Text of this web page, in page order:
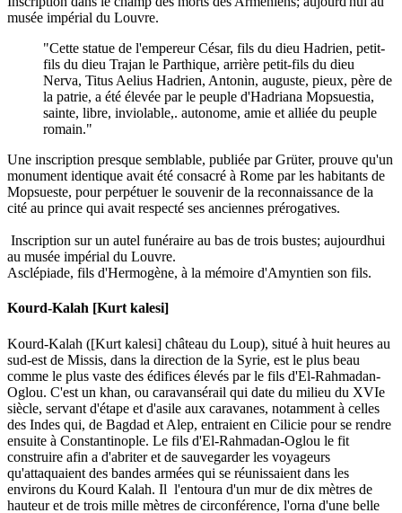
musée impérial du Louvre.
"Cette statue de l'empereur César, fils du dieu Hadrien, petit-
fils du dieu Trajan le Parthique, arrière petit-fils du dieu
Nerva, Titus Aelius Hadrien, Antonin, auguste, pieux, père de
la patrie, a été élevée par le peuple d'Hadriana Mopsuestia,
sainte, libre, inviolable,. autonome, amie et alliée du peuple
romain."
Une inscription presque semblable, publiée par Grüter, prouve qu'un
monument identique avait été consacré à Rome par les habitants de
Mopsueste, pour perpétuer le souvenir de la reconnaissance de la
cité au prince qui avait respecté ses anciennes prérogatives.
Inscription sur un autel funéraire au bas de trois bustes; aujourdhui
au musée impérial du Louvre.
Asclépiade, fils d'Hermogène, à la mémoire d'Amyntien son fils.
Kourd-Kalah [Kurt kalesi]
Kourd-Kalah ([Kurt kalesi] château du Loup), situé à huit heures au
sud-est de Missis, dans la direction de la Syrie, est le plus beau
comme le plus vaste des édifices élevés par le fils d'El-Rahmadan-
Oglou. C'est un khan, ou caravansérail qui date du milieu du XVIe
siècle, servant d'étape et d'asile aux caravanes, notamment à celles
des Indes qui, de Bagdad et Alep, entraient en Cilicie pour se rendre
ensuite à Constantinople. Le fils d'El-Rahmadan-Oglou le fit
construire afin a d'abriter et de sauvegarder les voyageurs
qu'attaquaient des bandes armées qui se réunissaient dans les
environs du Kourd Kalah. Il l'entoura d'un mur de dix mètres de
hauteur et de trois mille mètres de circonférence, l'orna d'une belle